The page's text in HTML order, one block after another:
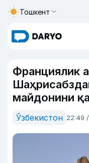
Тошкент
Франциялик
майдонини
Ўзбекистон 22:49